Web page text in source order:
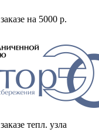
на 5000 р.
тепл. узла